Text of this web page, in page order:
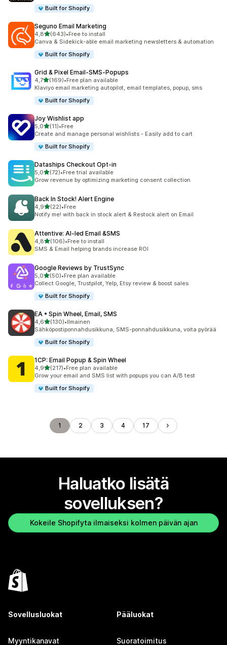
Built for Shopify
Seguno Email Marketing
4,8/ 5 tähteä
(643)
643 arvostelua yhteensä
•Free to install
Canva & Sidekick-able email marketing newsletters & automation
Built for Shopify
Grid & Pixel Email‑SMS‑Popups
4,7/ 5 tähteä
(169)
169 arvostelua yhteensä
•Free plan available
Klaviyo email marketing autopilot, email templates, popup, sms
Built for Shopify
Joy Wishlist app
5,0/ 5 tähteä
(11)
11 arvostelua yhteensä
•Free
Create and manage personal wishlists - Easily add to cart
Built for Shopify
Dataships Checkout Opt‑in
5,0/ 5 tähteä
(72)
72 arvostelua yhteensä
•Free trial available
Grow revenue by optimizing marketing consent collection
Back In Stock! Alert Engine
4,9/ 5 tähteä
(22)
22 arvostelua yhteensä
•Free
Notify me! with back in stock alert & Restock alert on Email
Attentive: AI‑led Email &SMS
4,8/ 5 tähteä
(106)
106 arvostelua yhteensä
•Free to install
SMS & Email helping brands increase ROI
Google Reviews by TrustSync
5,0/ 5 tähteä
(50)
50 arvostelua yhteensä
•Free plan available
Collect Google, Trustpilot, Yelp, Etsy review & boost sales
Built for Shopify
EA • Spin Wheel, Email, SMS
4,6/ 5 tähteä
(130)
130 arvostelua yhteensä
•Ilmainen
Sähköpostiponnahdusikkuna, SMS-ponnahdusikkuna, voita pyörää
Built for Shopify
1CP: Email Popup & Spin Wheel
4,9/ 5 tähteä
(217)
217 arvostelua yhteensä
•Free plan available
Grow your email and SMS list with popups you can A/B test
Built for Shopify
1 2 3 4 17
Haluatko lisätä
sovelluksen?
Kokeile Shopifyta ilmaiseksi kolmen päivän ajan
Sovellusluokat
Myyntikanavat
Pääluokat
Suoratoimitus